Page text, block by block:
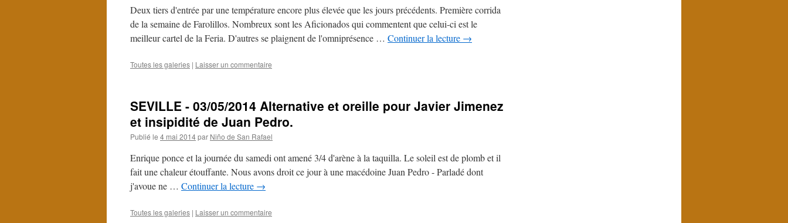
Deux tiers d'entrée par une température encore plus élevée que les jours précédents. Première corrida
de la semaine de Farolillos. Nombreux sont les Aficionados qui commentent que celui-ci est le
meilleur cartel de la Feria. D'autres se plaignent de l'omniprésence … Continuer la lecture →
Toutes les galeries | Laisser un commentaire
SEVILLE - 03/05/2014 Alternative et oreille pour Javier Jimenez
et insipidité de Juan Pedro.
Publié le 4 mai 2014par Niño de San Rafael
Enrique ponce et la journée du samedi ont amené 3/4 d'arène à la taquilla. Le soleil est de plomb et il
fait une chaleur étouffante. Nous avons droit ce jour à une macédoine Juan Pedro - Parladé dont
j'avoue ne … Continuer la lecture →
Toutes les galeries | Laisser un commentaire